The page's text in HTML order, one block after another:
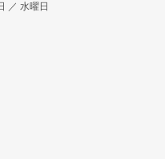
／ 水曜日